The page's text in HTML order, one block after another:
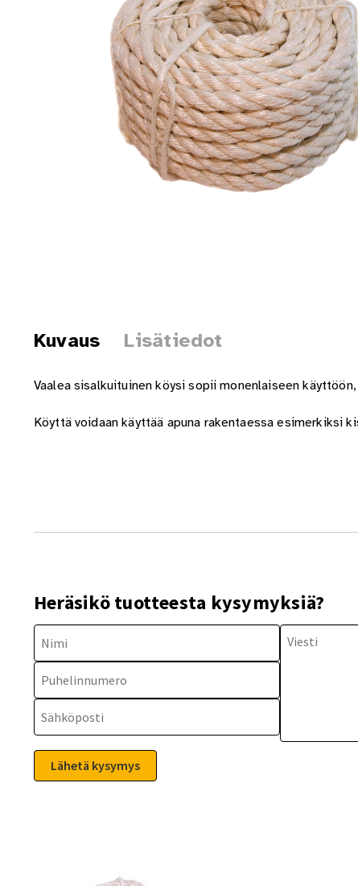
Kuvaus Lisätiedot
Vaalea sisalkuituinen köysi sopii monenlaiseen
Köyttä voidaan käyttää apuna rakentaessa esimerkiksi
Heräsikö tuotteesta kysymyksiä?